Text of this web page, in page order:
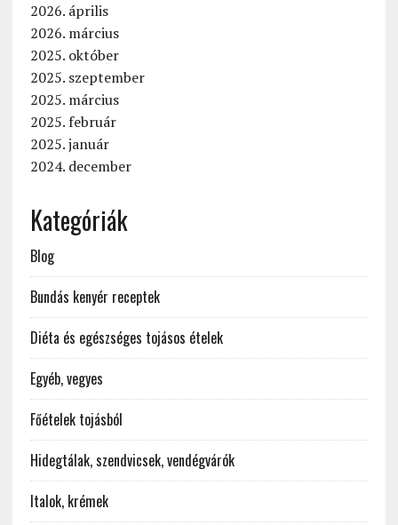
2026. április
2026. március
2025. október
2025. szeptember
2025. március
2025. február
2025. január
2024. december
Kategóriák
Blog
Bundás kenyér receptek
Diéta és egészséges tojásos ételek
Egyéb, vegyes
Főételek tojásból
Hidegtálak, szendvicsek, vendégvárók
Italok, krémek